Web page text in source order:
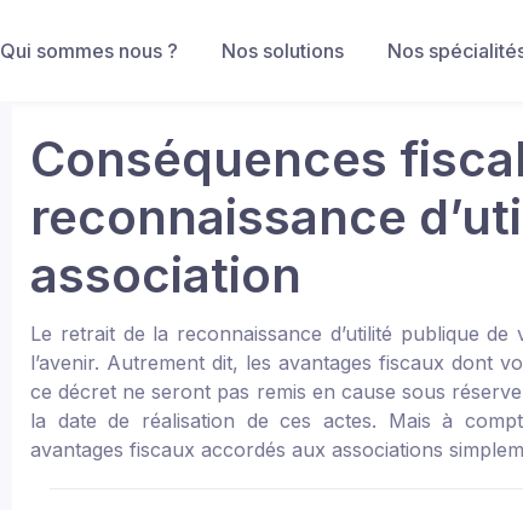
Qui sommes nous ? Nos solutions Nos
Conséquences
reconnaissance
association
Le retrait de la reconnaissance d’utilité publique
l’avenir. Autrement dit, les avantages fiscaux dont
ce décret ne seront pas remis en cause sous
la date de réalisation de ces actes. Mais à
avantages fiscaux accordés aux associations